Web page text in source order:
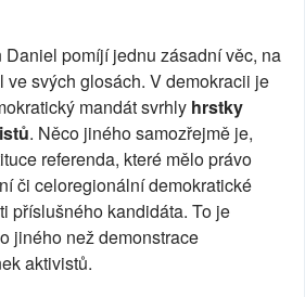
Daniel pomíjí jednu zásadní věc, na
ve svých glosách. V demokracii je
mandát svrhly hrstky
. Něco jiného samozřejmě je,
referenda, které mělo právo
či celoregionální demokratické
příslušného kandidáta. To je
jiného než demonstrace
aktivistů.